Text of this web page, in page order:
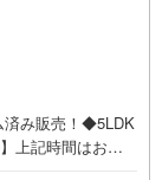
み販売！◆5LDK
上記時間はお電